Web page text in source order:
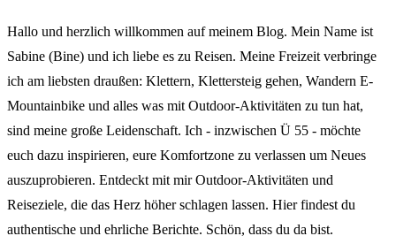
Hallo und herzlich willkommen auf meinem Blog. Mein Name ist
Sabine (Bine) und ich liebe es zu Reisen. Meine Freizeit verbringe
ich am liebsten draußen: Klettern, Klettersteig gehen, Wandern E-
Mountainbike und alles was mit Outdoor-Aktivitäten zu tun hat,
sind meine große Leidenschaft. Ich - inzwischen Ü 55 - möchte
euch dazu inspirieren, eure Komfortzone zu verlassen um Neues
auszuprobieren. Entdeckt mit mir Outdoor-Aktivitäten und
Reiseziele, die das Herz höher schlagen lassen. Hier findest du
authentische und ehrliche Berichte. Schön, dass du da bist.